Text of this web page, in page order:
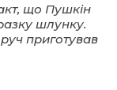
що Пушкін
шлунку.
приготував